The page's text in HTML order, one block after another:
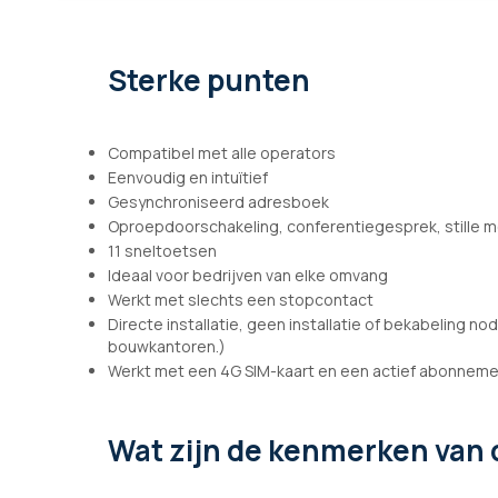
afbeeldingen-
Sterke punten
Compatibel met alle operators
Eenvoudig en intuïtief
Gesynchroniseerd adresboek
Oproepdoorschakeling, conferentiegesprek, stille
11 sneltoetsen
Ideaal voor bedrijven van elke omvang
Werkt met slechts een stopcontact
Directe installatie, geen installatie of bekabeling
bouwkantoren.)
Werkt met een 4G SIM-kaart en een actief
Wat zijn de kenmerkenvan